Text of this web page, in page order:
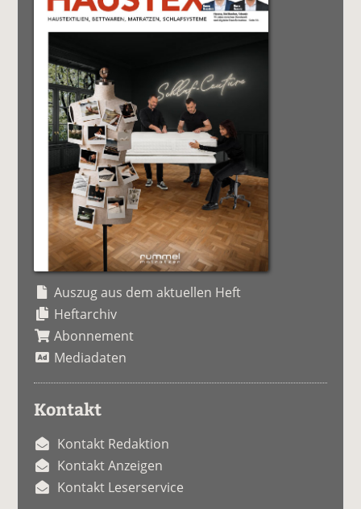
Auszug aus dem aktuellen Heft
Heftarchiv
Abonnement
Mediadaten
Kontakt
Kontakt Redaktion
Kontakt Anzeigen
Kontakt Leserservice